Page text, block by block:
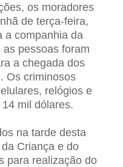
os moradores
de terça-feira,
a companhia da
pessoas foram
a chegada dos
Os criminosos
relógios e
mil dólares.
na tarde desta
Criança e do
para realização do